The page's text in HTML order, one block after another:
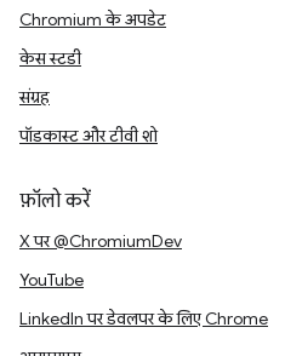
Chromium के अपडेट
केस स्टडी
संग्रह
पॉडकास्ट और टीवी शो
फ़ॉलो करें
X पर @ChromiumDev
YouTube
LinkedIn पर डेवलपर के लिए Chrome